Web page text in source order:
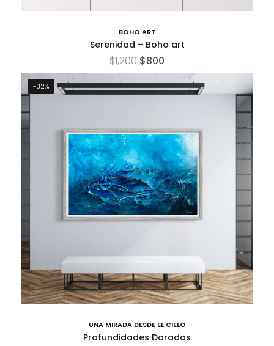
BOHO ART
Serenidad – Boho art
$1,200 $800
-32%
UNA MIRADA DESDE EL CIELO
Profundidades Doradas